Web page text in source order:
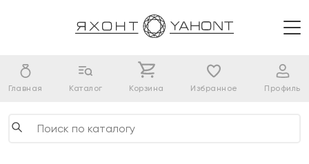
Главная Каталог Корзина Избранное Профиль